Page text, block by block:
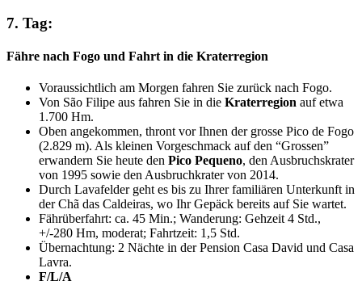
7. Tag:
Fähre nach Fogo und Fahrt in die Kraterregion
Voraussichtlich am Morgen fahren Sie zurück nach Fogo.
Von São Filipe aus fahren Sie in die Kraterregion auf etwa
1.700 Hm.
Oben angekommen, thront vor Ihnen der grosse Pico de Fogo
(2.829 m). Als kleinen Vorgeschmack auf den “Grossen”
erwandern Sie heute den Pico Pequeno, den Ausbruchskrater
von 1995 sowie den Ausbruchkrater von 2014.
Durch Lavafelder geht es bis zu Ihrer familiären Unterkunft in
der Chã das Caldeiras, wo Ihr Gepäck bereits auf Sie wartet.
Fährüberfahrt: ca. 45 Min.; Wanderung: Gehzeit 4 Std.,
+/-280 Hm, moderat; Fahrtzeit: 1,5 Std.
Übernachtung: 2 Nächte in der Pension Casa David und Casa
Lavra.
F/L/A